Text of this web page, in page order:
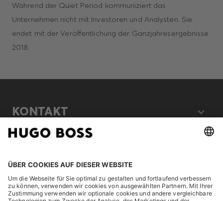
Während der Quiet Period kommuniziert das
Unternehmen nicht mit Investoren und Analysten. Sie
endet mit der Veröffentlichung der Ganzjahresergebnisse
2018.
KONTAKT
ENTDECKEN